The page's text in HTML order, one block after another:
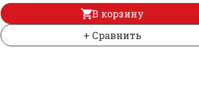
В корзину
+ Сравнить